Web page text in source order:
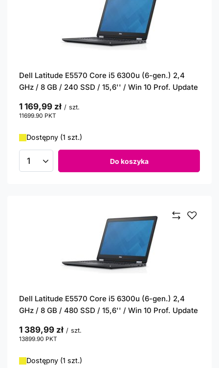
Dell Latitude E5570 Core i5 6300u (6-gen.) 2,4
GHz / 8 GB / 240 SSD / 15,6'' / Win 10 Prof. Update
1 169,99 zł / szt.
11699.90 PKT
Dostępny (1 szt.)
Ilość produktów Do koszyka
Dell Latitude E5570 Core i5 6300u (6-gen.) 2,4
GHz / 8 GB / 480 SSD / 15,6'' / Win 10 Prof. Update
1 389,99 zł / szt.
13899.90 PKT
Dostępny (1 szt.)